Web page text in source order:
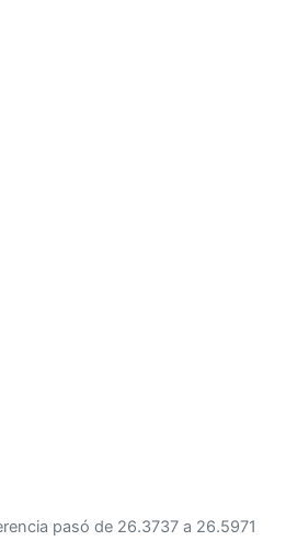
pasó de 26.3737 a 26.5971